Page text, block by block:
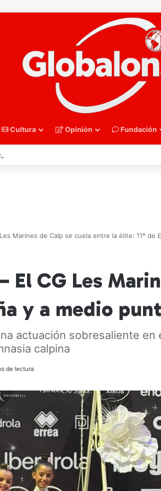
Cultura Opinión Fundación
– Alemania frena el sueño de los Hispanos
Marines de Calp se cuela entre la élite: 11º de
El CG Les
y a medio
actuación sobresaliente
calpina
de lectura